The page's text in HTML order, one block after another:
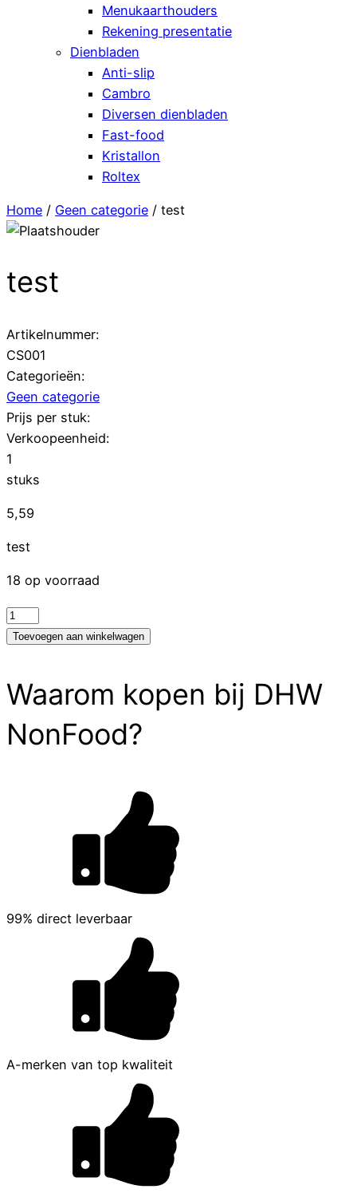
Menukaarthouders
Rekening presentatie
Dienbladen
Anti-slip
Cambro
Diversen dienbladen
Fast-food
Kristallon
Roltex
Home / Geen categorie / test
test
Artikelnummer:
CS001
Categorieën:
Geen categorie
Prijs per stuk:
Verkoopeenheid:
1
stuks
5,59
test
18 op voorraad
test
aantal
Toevoegen aan winkelwagen
Waarom kopen bij DHW
NonFood?
99% direct leverbaar
A-merken van top kwaliteit